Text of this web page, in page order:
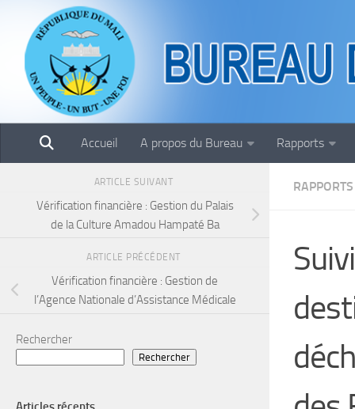
Skip to content
Accueil A propos du Bureau Rapports
RAPPORTS
ARTICLE SUIVANT
Vérification financière : Gestion du Palais
de la Culture Amadou Hampaté Ba
ARTICLE PRÉCÉDENT
Vérification financière : Gestion de
l’Agence Nationale d’Assistance Médicale
Rechercher
Rechercher